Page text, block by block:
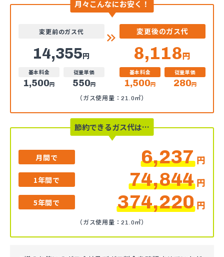
月々こんなにお安く！
変更前のガス代
14,355円
変更後のガス代
8,118円
基本料金
1,500円
従量単価
550円
基本料金
1,500円
従量単価
280円
（ガス使用量：21.0㎥）
節約できるガス代は…
月間で 6,237円
1年間で 74,844円
5年間で 374,220円
（ガス使用量：21.0㎥）